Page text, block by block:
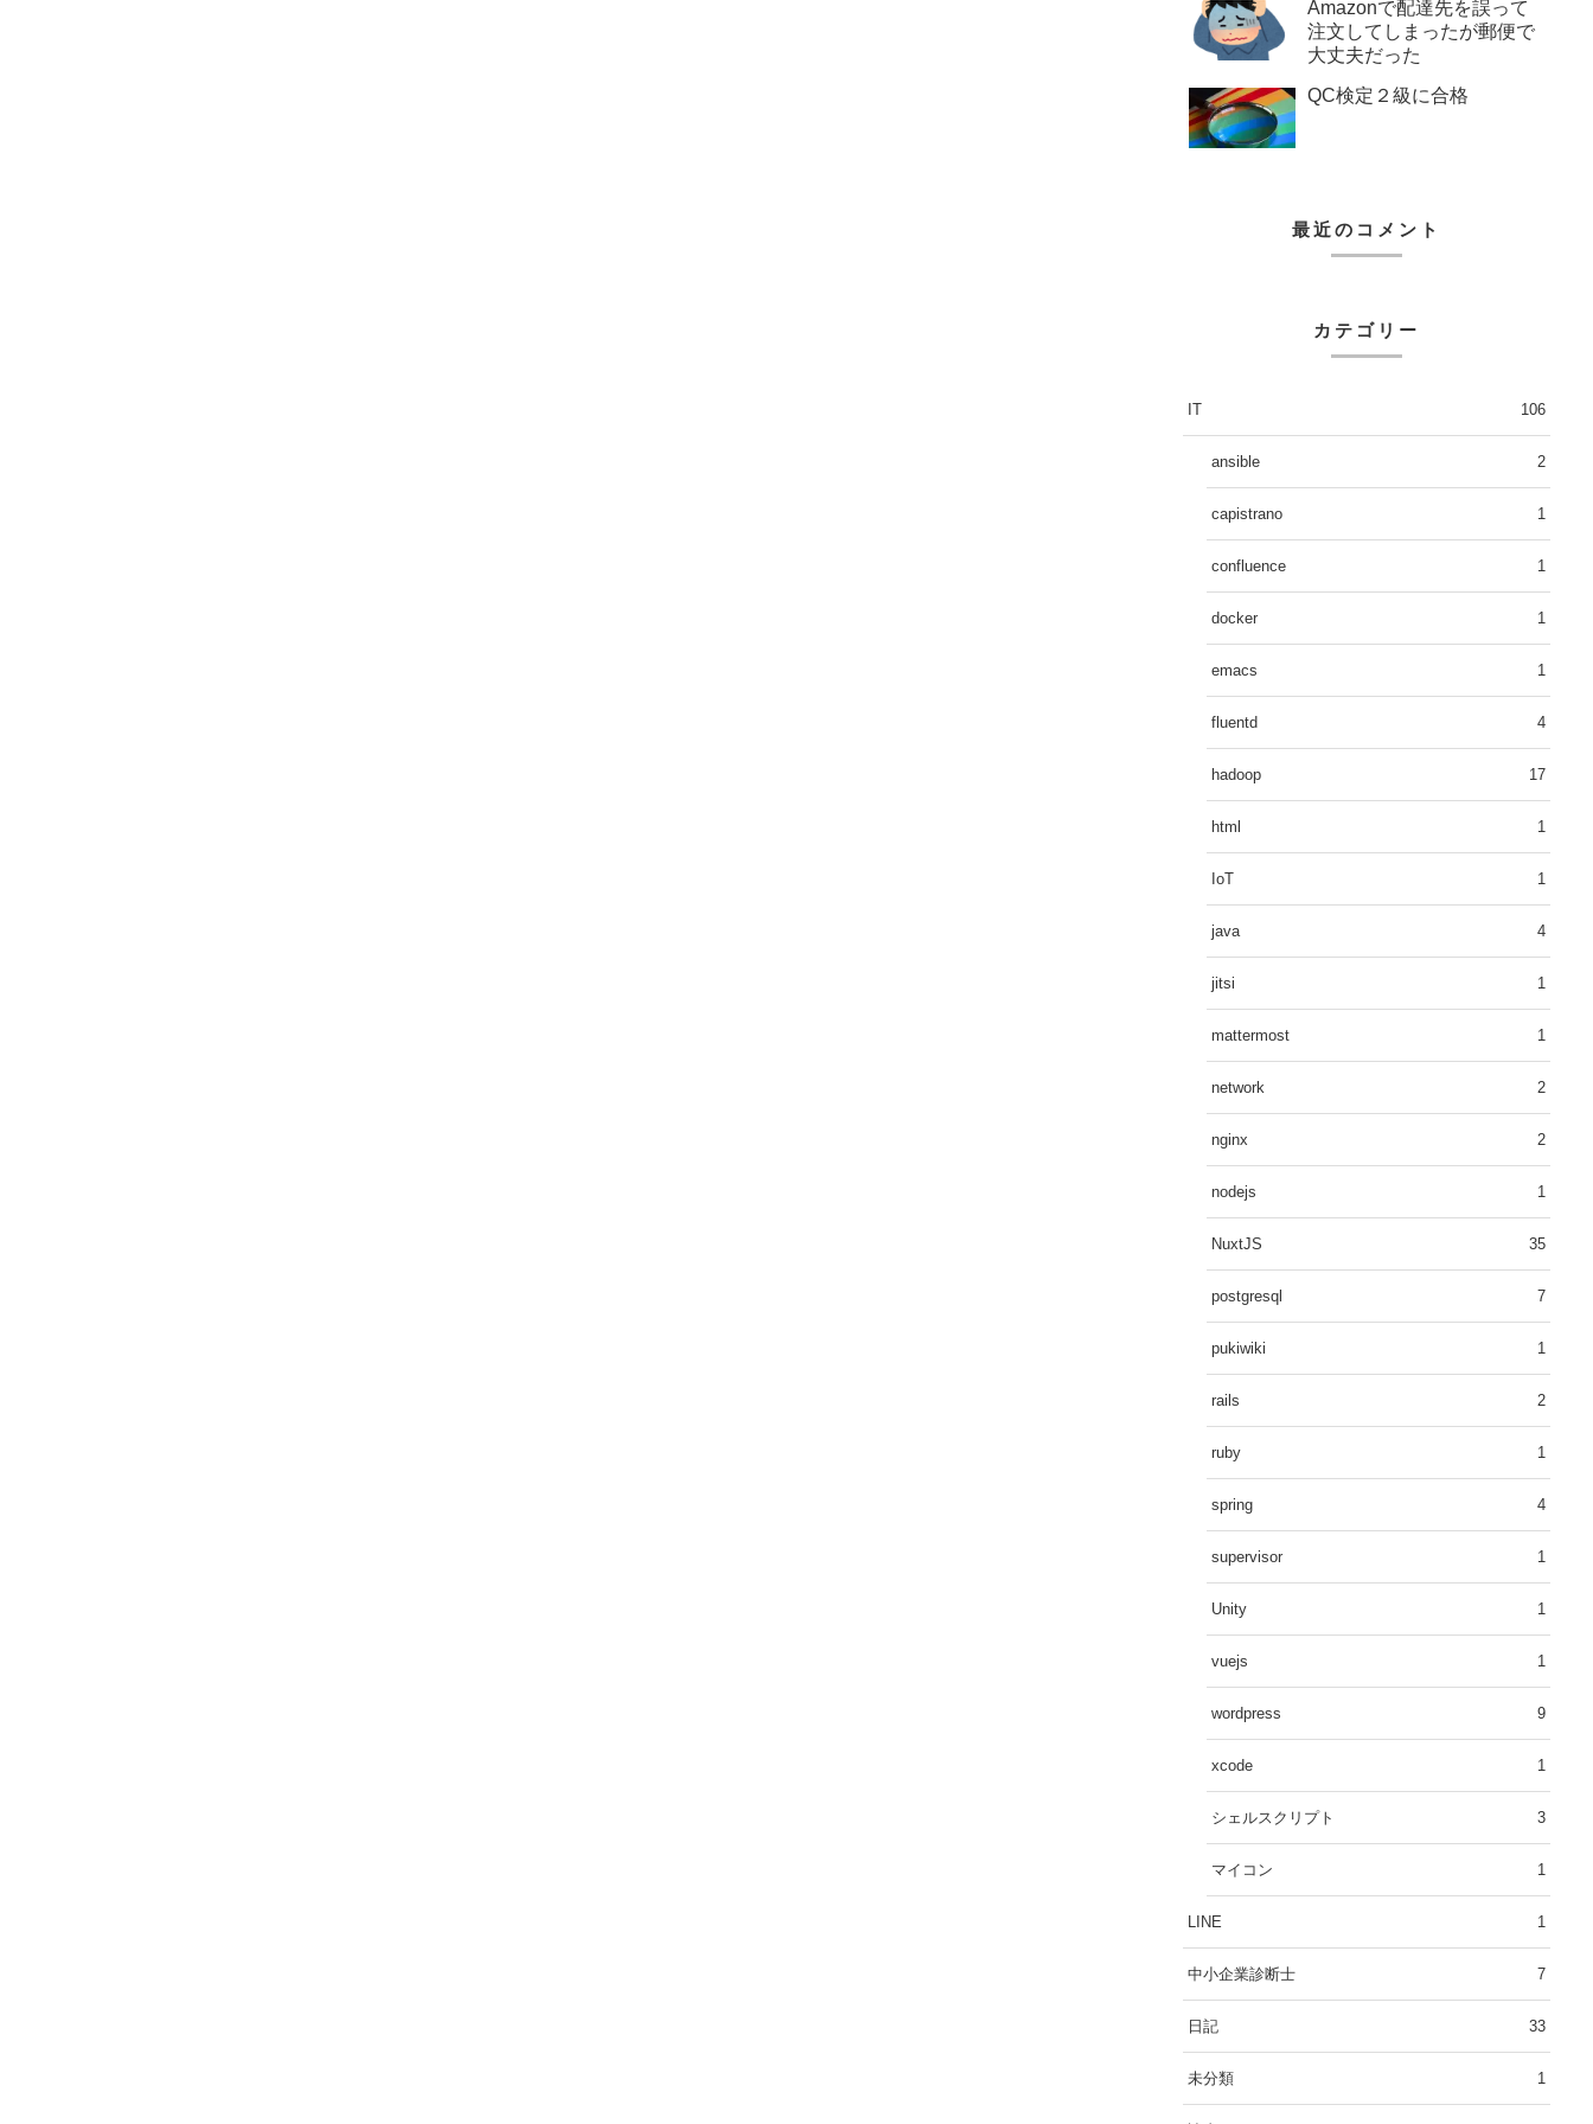
Amazonで配達先を誤って
注文してしまったが郵便で
大丈夫だった
QC検定２級に合格
最近のコメント
カテゴリー
IT 106
ansible 2
capistrano 1
confluence 1
docker 1
emacs 1
fluentd 4
hadoop 17
html 1
IoT 1
java 4
jitsi 1
mattermost 1
network 2
nginx 2
nodejs 1
NuxtJS 35
postgresql 7
pukiwiki 1
rails 2
ruby 1
spring 4
supervisor 1
Unity 1
vuejs 1
wordpress 9
xcode 1
シェルスクリプト 3
マイコン 1
LINE 1
中小企業診断士 7
日記 33
未分類 1